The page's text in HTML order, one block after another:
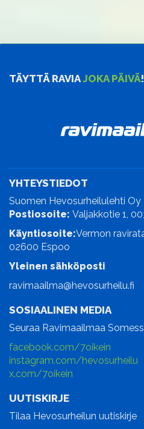
TÄYTTÄ RAVIAJOKA PÄIVÄ!
YHTEYSTIEDOT
Suomen Hevosurheilulehti Oy
Postiosoite: Valjakkotie 1,
Käyntiosoite:Vermon
02600 Espoo
Yleinen sähköposti
ravimaailma@hevosurheilu.fi
SOSIAALINEN MEDIA
Seuraa Ravimaailmaa
facebook.com/7oikein
instagram.com/hevosurheilu
x.com/7oikein
UUTISKIRJE
Tilaa Hevosurheilun uutiskirje